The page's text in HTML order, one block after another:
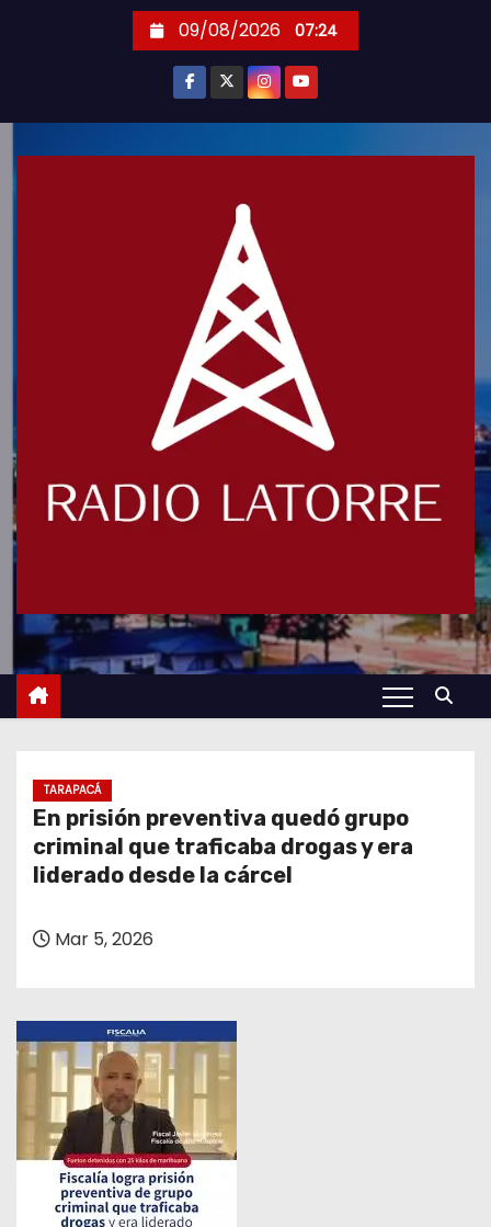
09/08/2026 07:24
TARAPACÁ
En prisión preventiva quedó grupo
criminal que traficaba drogas y era
liderado desde la cárcel
Mar 5, 2026